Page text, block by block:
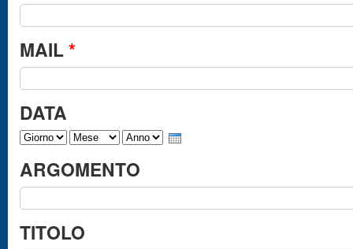
MAIL*
DATA
GIORNO
ARGOMENTO
TITOLO